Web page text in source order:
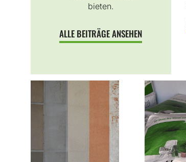
bieten.
ALLE BEITRÄGE ANSEHEN